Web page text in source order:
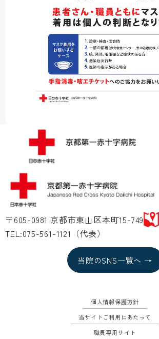
〒605-0981 京都市東山区本町15-749
TEL:075-561-1121（代表）
当院のSNS一覧へ →
個人情報保護方針
当サイトご利用にあたって
職員専用サイト